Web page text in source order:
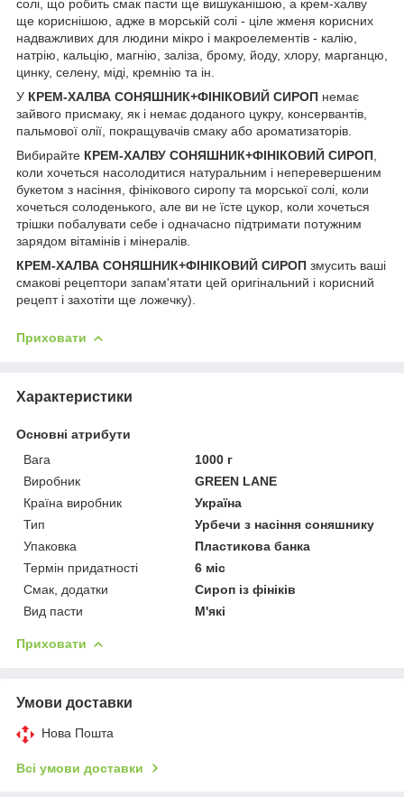
солі, що робить смак пасти ще вишуканішою, а крем-халву
ще кориснішою, адже в морській солі - ціле жменя корисних
надважливих для людини мікро і макроелементів - калію,
натрію, кальцію, магнію, заліза, брому, йоду, хлору, марганцю,
цинку, селену, міді, кремнію та ін.
У КРЕМ-ХАЛВА СОНЯШНИК+ФІНІКОВИЙ СИРОП немає
зайвого присмаку, як і немає доданого цукру, консервантів,
пальмової олії, покращувачів смаку або ароматизаторів.
Вибирайте КРЕМ-ХАЛВУ СОНЯШНИК+ФІНІКОВИЙ СИРОП
коли хочеться насолодитися натуральним і неперевершеним
букетом з насіння, фінікового сиропу та морської солі, коли
хочеться солоденького, але ви не їсте цукор, коли хочеться
трішки побалувати себе і одначасно підтримати потужним
зарядом вітамінів і мінералів.
КРЕМ-ХАЛВА СОНЯШНИК+ФІНІКОВИЙ СИРОП змусить ваші
смакові рецептори запам'ятати цей оригінальний і корисний
рецепт і захотіти ще ложечку).
Приховати
Характеристики
Основні атрибути
Вага
1000 г
Виробник
GREEN LANE
Країна виробник
Україна
Тип
Урбечи з насіння соняшнику
Упаковка
Пластикова банка
Термін придатності
6 міс
Смак, додатки
Сироп із фініків
Вид пасти
М'які
Приховати
Умови доставки
Нова Пошта
Всі умови доставки